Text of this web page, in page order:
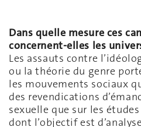
Dans quelle mesure ces
concernent-elles les
Les assauts contre
ou la théorie du genre
les mouvements sociaux
des revendications
sexuelle que sur les
dont l’objectif est